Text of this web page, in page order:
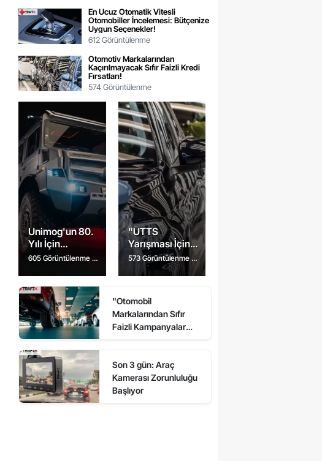
En Ucuz Otomatik Vitesli
Otomobiller İncelemesi: Bütçenize
Uygun Seçenekler!
612 Görüntülenme
Otomotiv Markalarından
Kaçırılmayacak Sıfır Faizli Kredi
Fırsatları!
574 Görüntülenme
Unimog'un 80.
Yılı İçin
Hazırlanan Lüks
605 Görüntülenme7
"UTTS
Yarışması İçin
Son 6 Gün! Araç
Sahipleri
573 Görüntülenme 7
ay önce
"Otomobil
Markalarından Sıfır
Faizli Kampanyalar
Son 3 gün: Araç
Kamerası Zorunluluğu
Başlıyor